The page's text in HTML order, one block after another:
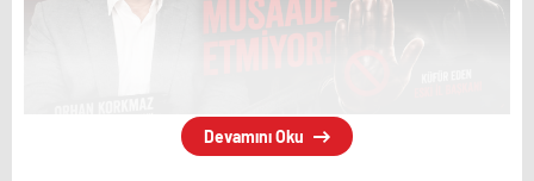
Devamını Oku